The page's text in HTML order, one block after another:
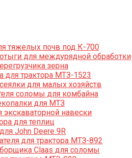
тяжелых почв под К-700
для междурядной обработки
зерна
для трактора МТЗ-1523
для малых хозяйств
соломы для комбайна
для МТЗ
навески
для теплиц
John Deere 9R
для трактора МТЗ-892
Claas для соломы